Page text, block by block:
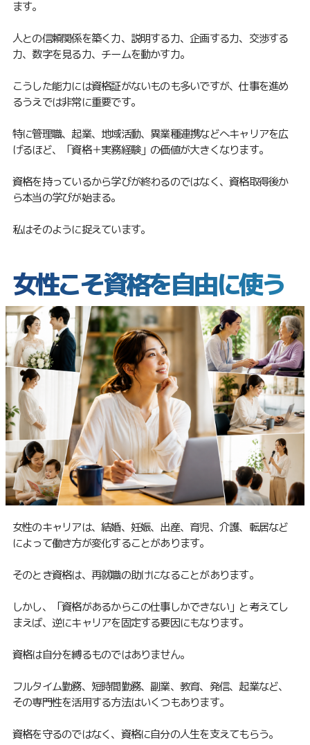
ます。
人との信頼関係を築く力、説明する力、企画する力、交渉する
力、数字を見る力、チームを動かす力。
こうした能力には資格証がないものも多いですが、仕事を進め
るうえでは非常に重要です。
特に管理職、起業、地域活動、異業種連携などへキャリアを広
げるほど、「資格＋実務経験」の価値が大きくなります。
資格を持っているから学びが終わるのではなく、資格取得後か
ら本当の学びが始まる。
私はそのように捉えています。
女性こそ資格を自由に使う
女性のキャリアは、結婚、妊娠、出産、育児、介護、転居など
によって働き方が変化することがあります。
そのとき資格は、再就職の助けになることがあります。
しかし、「資格があるからこの仕事しかできない」と考えてし
まえば、逆にキャリアを固定する要因にもなります。
資格は自分を縛るものではありません。
フルタイム勤務、短時間勤務、副業、教育、発信、起業など、
その専門性を活用する方法はいくつもあります。
資格を守るのではなく、資格に自分の人生を支えてもらう。